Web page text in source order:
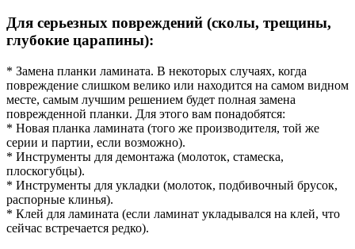
Для серьезных повреждений (сколы, трещины,
глубокие царапины):
* Замена планки ламината. В некоторых случаях, когда
повреждение слишком велико или находится на самом видном
месте, самым лучшим решением будет полная замена
поврежденной планки. Для этого вам понадобятся:
* Новая планка ламината (того же производителя, той же
серии и партии, если возможно).
* Инструменты для демонтажа (молоток, стамеска,
плоскогубцы).
* Инструменты для укладки (молоток, подбивочный брусок,
распорные клинья).
* Клей для ламината (если ламинат укладывался на клей, что
сейчас встречается редко).